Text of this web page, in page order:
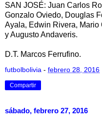
SAN JOSÉ: Juan Carlos
Gonzalo Oviedo, Douglas
Ayala, Edwin Rivera, Mario
y Augusto Andaveris.
D.T. Marcos Ferrufino.
futbolbolivia - febrero 28, 2016
Compartir
sábado, febrero 27, 2016